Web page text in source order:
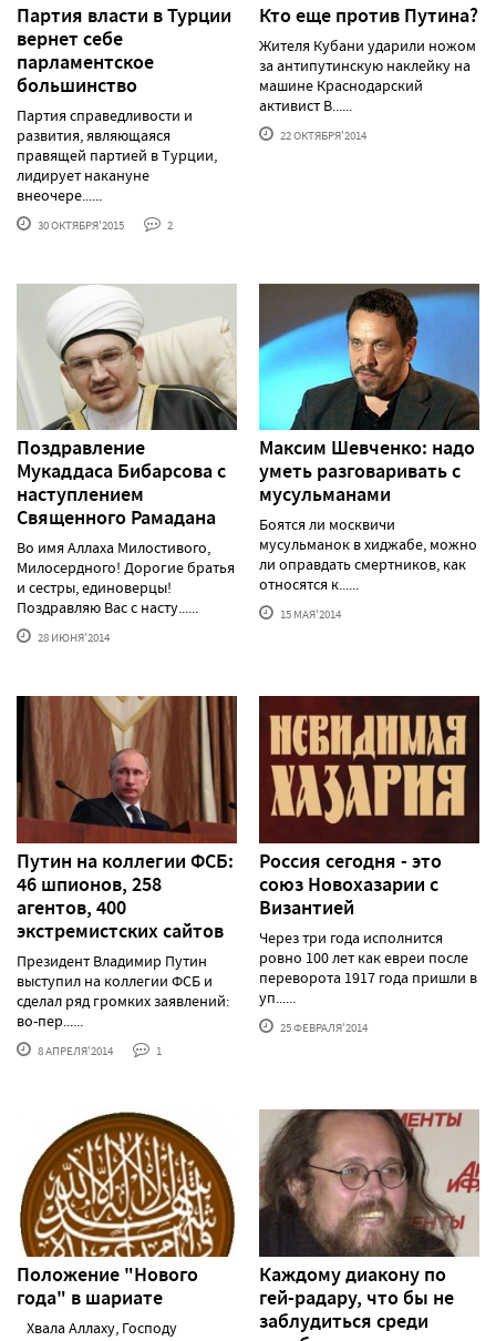
Партия власти в Турции
вернет себе
парламентское
большинство
Партия справедливости и
развития, являющаяся
правящей партией в Турции,
лидирует накануне
внеочере......
30 ОКТЯБРЯ'2015 2
Кто еще против Путина?
Жителя Кубани ударили ножом
за антипутинскую наклейку на
машине Краснодарский
активист В......
22 ОКТЯБРЯ'2014
Поздравление
Мукаддаса Бибарсова с
наступлением
Священного Рамадана
Во имя Аллаха Милостивого,
Милосердного! Дорогие братья
и сестры, единоверцы!
Поздравляю Вас с насту......
28 ИЮНЯ'2014
Максим Шевченко: надо
уметь разговаривать с
мусульманами
Боятся ли москвичи
мусульманок в хиджабе, можно
ли оправдать смертников, как
относятся к......
15 МАЯ'2014
Путин на коллегии ФСБ:
46 шпионов, 258
агентов, 400
экстремистских сайтов
Президент Владимир Путин
выступил на коллегии ФСБ и
сделал ряд громких заявлений:
во-пер......
8 АПРЕЛЯ'2014 1
Россия сегодня - это
cоюз Новохазарии с
Византией
Через три года исполнится
ровно 100 лет как евреи после
переворота 1917 года пришли в
уп......
25 ФЕВРАЛЯ'2014
Положение "Нового
года" в шариате
Хвала Аллаху, Господу
Каждому диакону по
гей-радару, что бы не
заблудиться среди